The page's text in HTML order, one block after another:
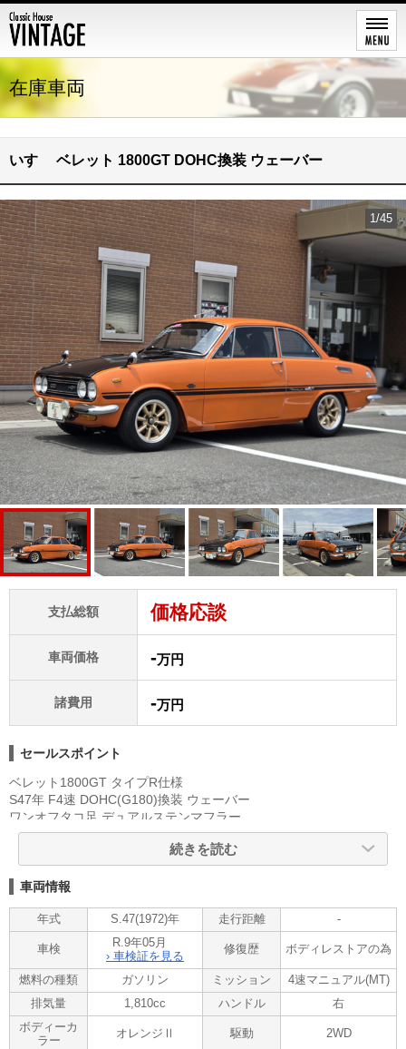
在庫車両
いすゞ ベレット 1800GT DOHC換装 ウェーバー
1/45
支払総額 価格応談
車両価格 -万円
諸費用 -万円
セールスポイント
ベレット1800GT タイプR仕様
S47年 F4速 DOHC(G180)換装 ウェーバー
ワンオフタコ足 デュアルステンマフラー
後付けブレーキブースター フォグランプ
ナルディステアリング ワタナベ14インチAW
※弊社で長年メンテナンスしている車両です
ご覧頂きありがとうございます。
■この車への「お問合せ」・「無料見積り依頼」、「在庫確認」は、
お気軽にどうぞ!
■この車両以外にも「車選びドットコム」におすすめの中古車を掲載
しております。
他の在庫車種、お店へのアクセスは【販売店情報ページ】をご覧く
ださい。
本体価格には保険料、税金、登録等に伴う諸費用等は含まれており
続きを読む
車両情報
年式 S.47(1972)年 走行距離 -
車検
R.9年05月
› 車検証を見る
修復歴 ボディレストアの為
燃料の種類 ガソリン ミッション
4速マニュアル(MT)
排気量
1,810cc ハンドル
右
ボディーカ
ラー
オレンジⅡ 駆動 2WD